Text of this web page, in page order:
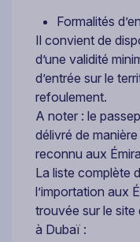
Formalités
Il convient de
d’une validité
d’entrée sur le
refoulement.
A noter : le
délivré de
reconnu aux
La liste complète
l’importation aux
trouvée sur le site
à Dubaï :